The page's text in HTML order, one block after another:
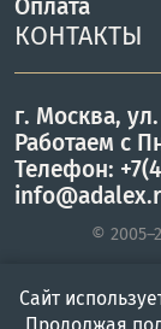
Оплата
КОНТАКТЫ
г. Москва,
Работаем с
Телефон:
©
Сайт